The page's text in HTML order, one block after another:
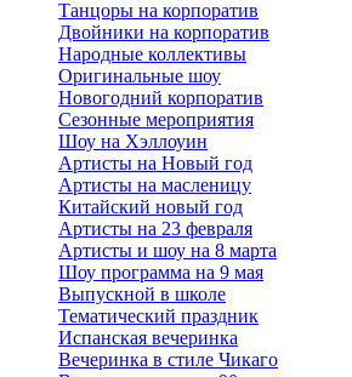
Танцоры на корпоратив
Двойники на корпоратив
Народные коллективы
Оригинальные шоу
Новогодний корпоратив
Сезонные мероприятия
Шоу на Хэллоуин
Артисты на Новый год
Артисты на масленицу
Китайский новый год
Артисты на 23 февраля
Артисты и шоу на 8 марта
Шоу программа на 9 мая
Выпускной в школе
Тематический праздник
Испанская вечеринка
Вечеринка в стиле Чикаго